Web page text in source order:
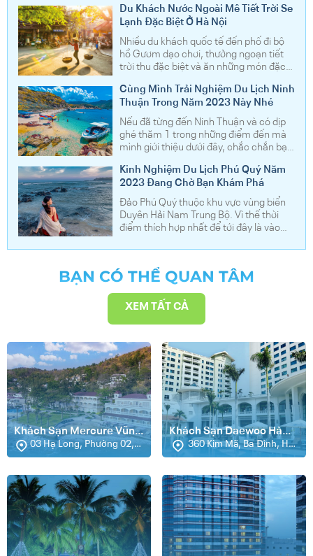
nghỉ tới nhé!
chọn là 89,77 điểm
Du Khách Nước Ngoài Mê Tiết Trời Se
Lạnh Đặc Biệt Ở Hà Nội
Nhiều du khách quốc tế đến phố đi bộ
hồ Gươm dạo chơi, thưởng ngoạn tiết
trời thu đặc biệt và ăn những món đặc
Những quán cà phê ven hồ dịp này luôn
trong tình trạng kín bàn, đương nhiên
không thể thiếu các du khách Tây. Họ
lựa chọn không gian mở vì nó đem lại sự
thoải mái và giúp khách có thể ngắm
khung cảnh xung quanh.
Cùng Mình Trải Nghiệm Du Lịch Ninh
Thuận Trong Năm 2023 Này Nhé
Nếu đã từng đến Ninh Thuận và có dịp
ghé thăm 1 trong những điểm đến mà
mình giới thiệu dưới đây, chắc chắn bạn
điểm này hoàn toàn có thể mang lại
những trải nghiệm tuyệt vời nhất cho
bất cứ ai.
Kinh Nghiệm Du Lịch Phú Quý Năm
2023 Đang Chờ Bạn Khám Phá
Đảo Phú Quý thuộc khu vực vùng biển
Duyên Hải Nam Trung Bộ. Vì thế thời
điểm thích hợp nhất để tới đây là vào
và đặc biệt đẹp nhất là trong giai đoạn
tháng 4,5,6.
BẠN CÓ THỂ QUAN TÂM
XEM TẤT CẢ
Khách Sạn Mercure Vũng
Tàu03 Hạ Long, Phường 02,
Vũng Tàu
Khách Sạn Daewoo Hà
Nội 360 Kim Mã, Ba Đình, Hà
Nội